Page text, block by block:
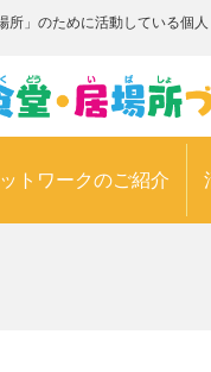
」のために活動している個人
トワークのご紹介